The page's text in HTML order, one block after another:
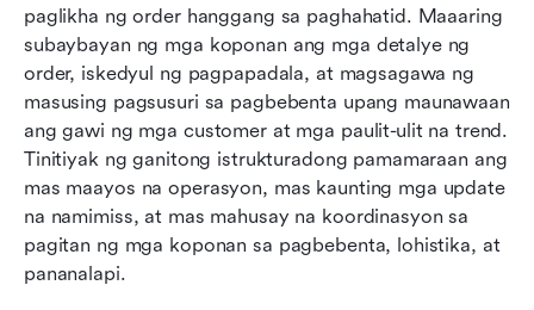
paglikha ng order hanggang sa paghahatid. Maaaring
subaybayan ng mga koponan ang mga detalye ng
order, iskedyul ng pagpapadala, at magsagawa ng
masusing pagsusuri sa pagbebenta upang maunawaan
ang gawi ng mga customer at mga paulit-ulit na trend.
Tinitiyak ng ganitong istrukturadong pamamaraan ang
mas maayos na operasyon, mas kaunting mga update
na namimiss, at mas mahusay na koordinasyon sa
pagitan ng mga koponan sa pagbebenta, lohistika, at
pananalapi.